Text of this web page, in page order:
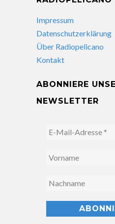
Impressum
Datenschutzerklärung
Über Radiopelicano
Kontakt
ABONNIERE
NEWSLETTER